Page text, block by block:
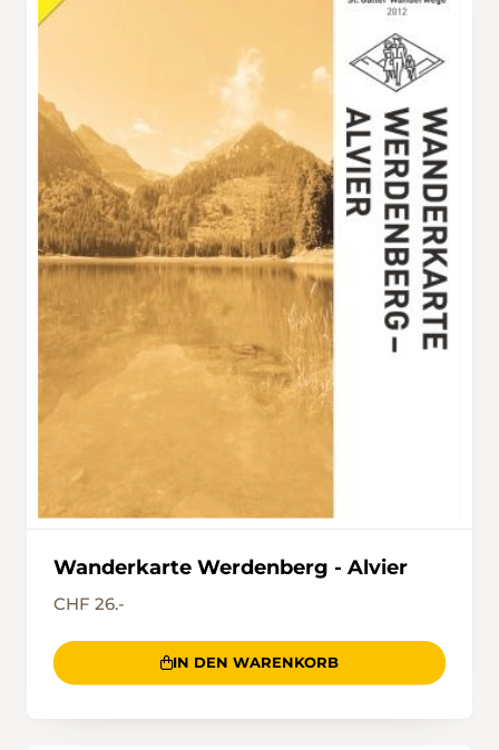
Wanderkarte Werdenberg - Alvier
CHF 26.-
IN DEN WARENKORB